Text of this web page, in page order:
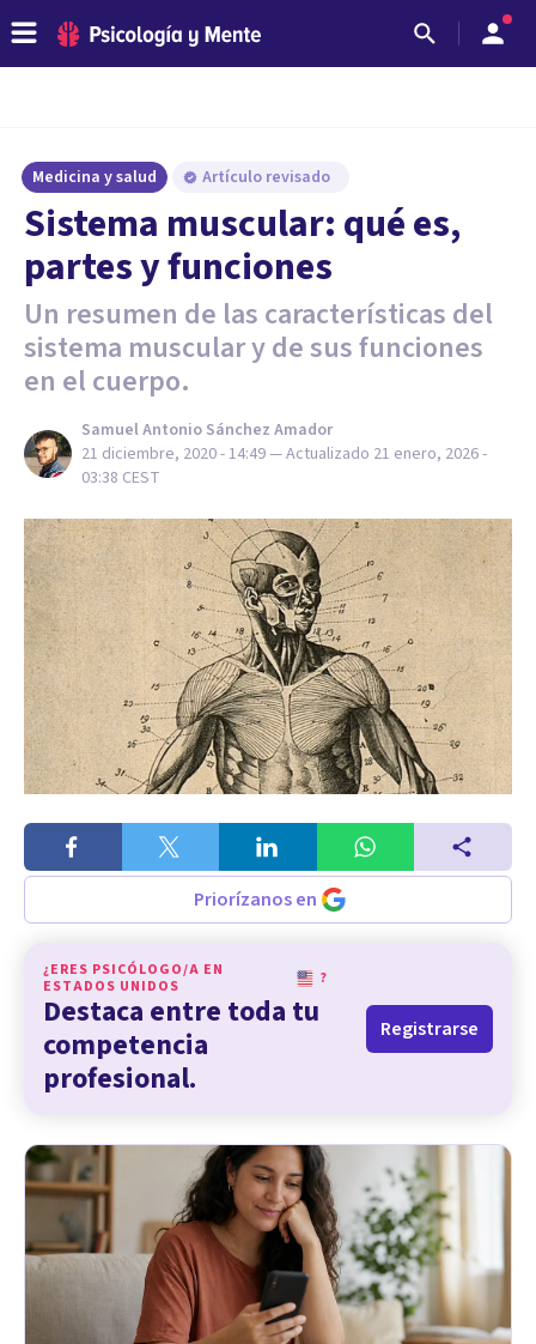
Medicina y salud Artículo revisado
Sistema muscular: qué es,
partes y funciones
Un resumen de las características del
sistema muscular y de sus funciones
en el cuerpo.
Samuel Antonio Sánchez Amador
21 diciembre, 2020 - 14:49— Actualizado 21 enero, 2026 -
03:38 CEST
Priorízanos en
¿ERES PSICÓLOGO/A EN
ESTADOS UNIDOS
?
Destaca entre toda tu
competencia
profesional.
Registrarse